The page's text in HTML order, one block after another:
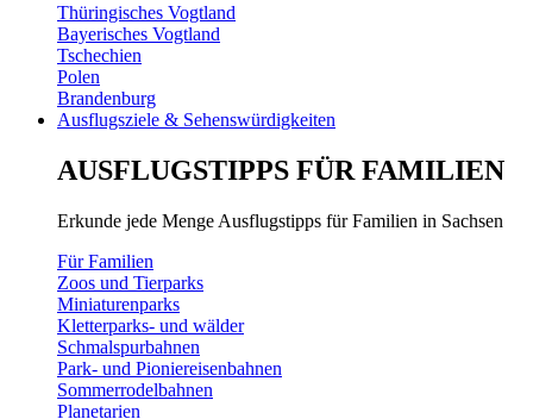
Thüringisches Vogtland
Bayerisches Vogtland
Tschechien
Polen
Brandenburg
Ausflugsziele & Sehenswürdigkeiten
AUSFLUGSTIPPS FÜR FAMILIEN
Erkunde jede Menge Ausflugstipps für Familien in Sachsen
Für Familien
Zoos und Tierparks
Miniaturenparks
Kletterparks- und wälder
Schmalspurbahnen
Park- und Pioniereisenbahnen
Sommerrodelbahnen
Planetarien